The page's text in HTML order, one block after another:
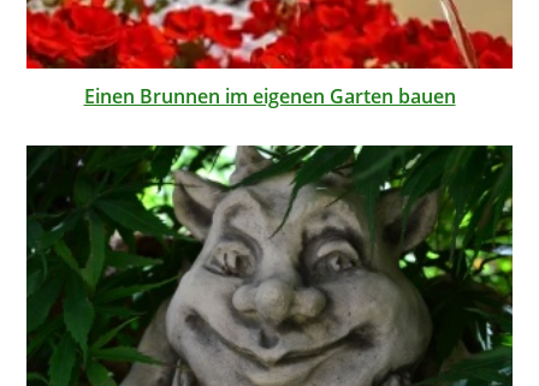
Einen Brunnen im eigenen Garten bauen